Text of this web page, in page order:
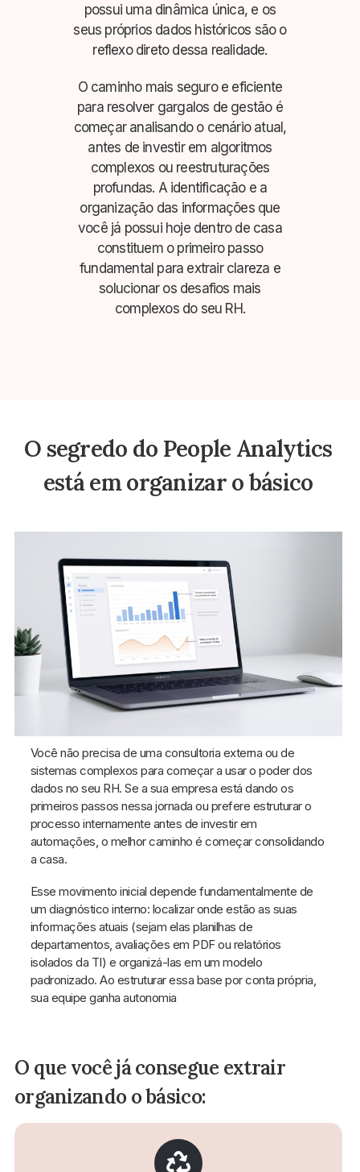
possui uma dinâmica única, e os
seus próprios dados históricos são o
reflexo direto dessa realidade.
O caminho mais seguro e eficiente
para resolver gargalos de gestão é
começar analisando o cenário atual,
antes de investir em algoritmos
complexos ou reestruturações
profundas. A identificação e a
organização das informações que
você já possui hoje dentro de casa
constituem o primeiro passo
fundamental para extrair clareza e
solucionar os desafios mais
complexos do seu RH.
O segredo do People Analytics
está em organizar o básico
Você não precisa de uma consultoria externa ou de
sistemas complexos para começar a usar o poder dos
dados no seu RH. Se a sua empresa está dando os
primeiros passos nessa jornada ou prefere estruturar o
processo internamente antes de investir em
automações, o melhor caminho é começar consolidando
a casa.
Esse movimento inicial depende fundamentalmente de
um diagnóstico interno: localizar onde estão as suas
informações atuais (sejam elas planilhas de
departamentos, avaliações em PDF ou relatórios
isolados da TI) e organizá-las em um modelo
padronizado. Ao estruturar essa base por conta própria,
sua equipe ganha autonomia
O que você já consegue extrair
organizando o básico: